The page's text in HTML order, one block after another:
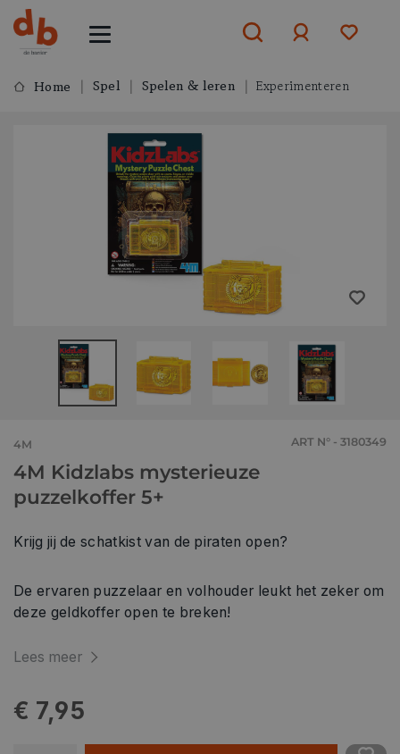
ofaanmelden
Home Spel Spelen & leren Experimenteren
4M ART N° - 3180349
4M Kidzlabs mysterieuze
puzzelkoffer 5+
Krijg jij de schatkist van de piraten open?
De ervaren puzzelaar en volhouder leukt het zeker om
deze geldkoffer open te breken!
Lees meer
€ 7,95